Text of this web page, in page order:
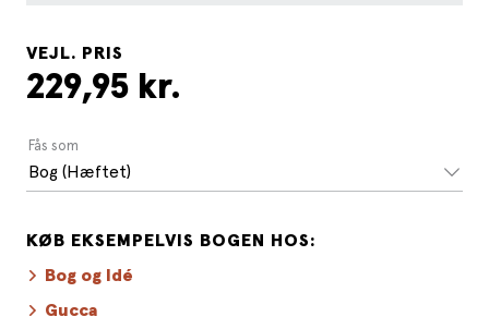
VEJL. PRIS
229,95 kr.
Fås som
Bog (Hæftet)
KØB EKSEMPELVIS BOGEN HOS:
Bog og Idé
Gucca